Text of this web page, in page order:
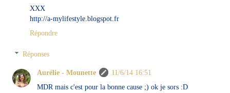
XXX
http://a-mylifestyle.blogspot.fr
Répondre
Réponses
Aurélie - Mounette
11/6/14 16:51
MDR mais c'est pour la bonne cause ;) ok je sors :D